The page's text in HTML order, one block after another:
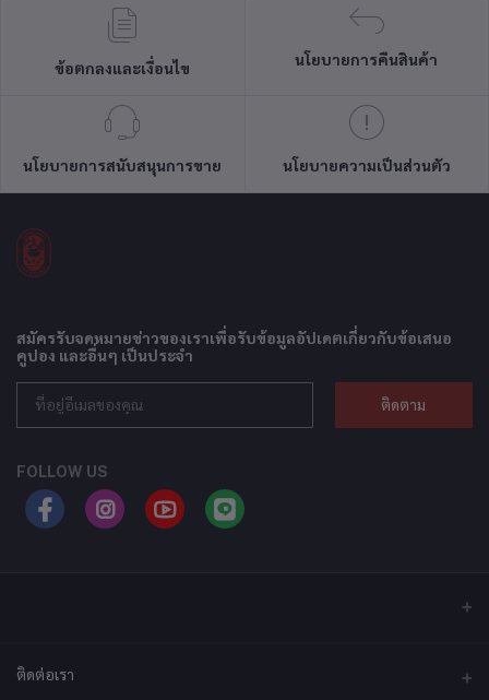
ข้อตกลงและเงื่อนไข
นโยบายการคืนสินค้า
นโยบายการสนับสนุนการขาย นโยบายความเป็นส่วนตัว
สมัครรับจดหมายข่าวของเราเพื่อรับข้อมูลอัปเดตเกี่ยวกับข้อเสนอ
คูปอง และอื่นๆ เป็นประจำ
ติดตาม
FOLLOW US
ติดต่อเรา